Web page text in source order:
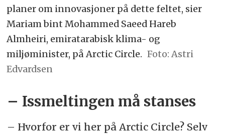
planer om innovasjoner på dette feltet, sier
Mariam bint Mohammed Saeed Hareb
Almheiri, emiratarabisk klima- og
miljøminister, på Arctic Circle.
Astri
Edvardsen
– Issmeltingen må stanses
– Hvorfor er vi her på Arctic Circle? Selv